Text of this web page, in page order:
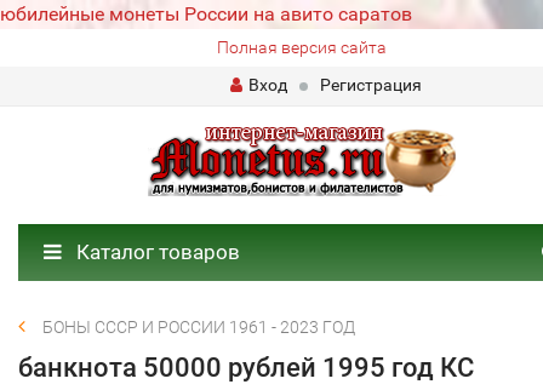
юбилейные монеты России на авито саратов
Полная версия сайта
Вход
Регистрация
Каталог товаров
БОНЫ СССР И РОССИИ 1961 - 2023 ГОД
банкнота 50000 рублей 1995 год КС